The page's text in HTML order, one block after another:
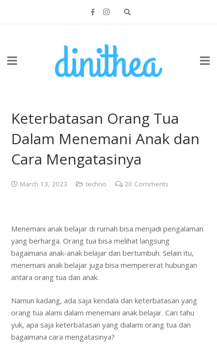
Keterbatasan Orang Tua
Dalam Menemani Anak dan
Cara Mengatasinya
March 13, 2023 techno 20 Comments
Menemani anak belajar di rumah bisa menjadi pengalaman
yang berharga. Orang tua bisa melihat langsung
bagaimana anak-anak belajar dan bertumbuh. Selain itu,
menemani anak belajar juga bisa mempererat hubungan
antara orang tua dan anak.
Namun kadang, ada saja kendala dan keterbatasan yang
orang tua alami dalam menemani anak belajar. Cari tahu
yuk, apa saja keterbatasan yang dialami orang tua dan
bagaimana cara mengatasinya?